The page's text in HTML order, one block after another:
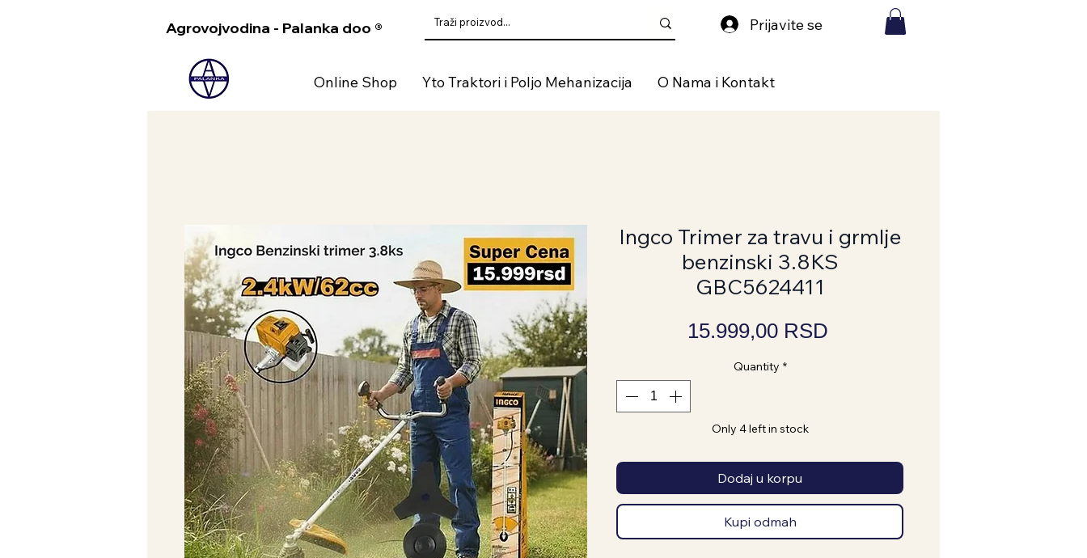
Agrovojvodina - Palanka doo ® Prijavite se
Online Shop Yto Traktori i Poljo Mehanizacija O Nama i Kontakt
Ingco Trimer za travu i grmlje
benzinski 3.8KS
GBC5624411
15.999,00 RSD
Quantity *
Only 4 left in stock
Dodaj u korpu
Kupi odmah